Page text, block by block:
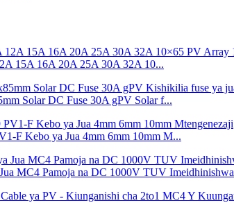
15A 16A 20A 25A 30A 32A 10...
Solar DC Fuse 30A gPV Solar f...
F Kebo ya Jua 4mm 6mm 10mm M...
MC4 Pamoja na DC 1000V TUV Imeidhinishwa